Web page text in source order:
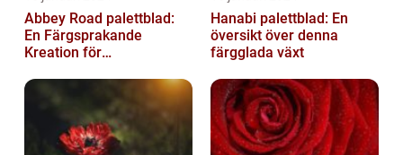
Abbey Road palettblad:
En Färgsprakande
Kreation för
Hanabi palettblad: En
översikt över denna
färgglada växt